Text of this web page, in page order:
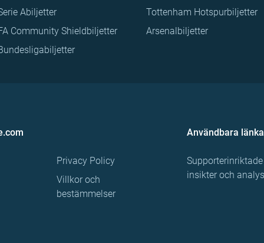
Abiljetter
Community Shieldbiljetter
Tottenham Hotspurbiljetter
Arsenalbiljetter
Privacy Policy
Villkor och
bestämmelser
Användbara
Supporterinriktade
insikter och